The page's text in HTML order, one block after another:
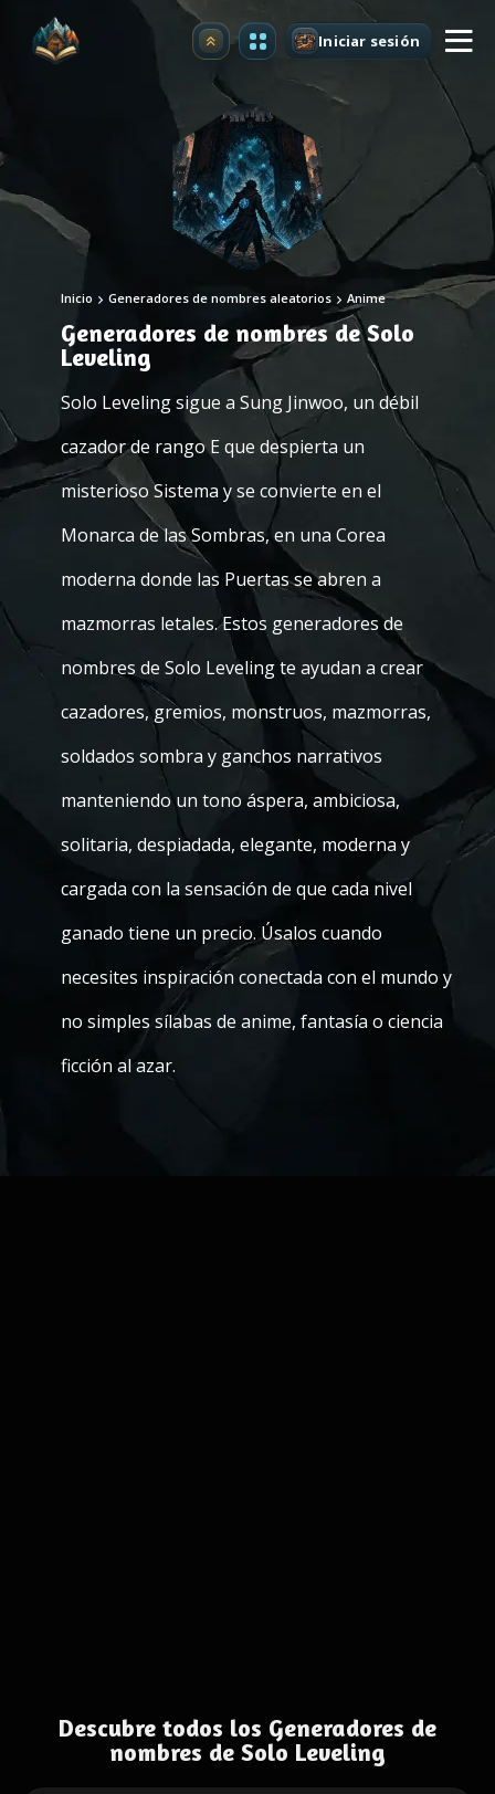
Mejorar Iniciar sesión
Inicio Generadores de nombres aleatorios Anime
Generadores de nombres de Solo
Leveling
Solo Leveling sigue a Sung Jinwoo, un débil
cazador de rango E que despierta un
misterioso Sistema y se convierte en el
Monarca de las Sombras, en una Corea
moderna donde las Puertas se abren a
mazmorras letales. Estos generadores de
nombres de Solo Leveling te ayudan a crear
cazadores, gremios, monstruos, mazmorras,
soldados sombra y ganchos narrativos
manteniendo un tono áspera, ambiciosa,
solitaria, despiadada, elegante, moderna y
cargada con la sensación de que cada nivel
ganado tiene un precio. Úsalos cuando
necesites inspiración conectada con el mundo y
no simples sílabas de anime, fantasía o ciencia
ficción al azar.
Descubre todos los Generadores de
nombres de Solo Leveling